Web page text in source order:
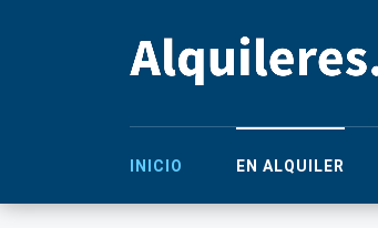
INICIO EN ALQUILER